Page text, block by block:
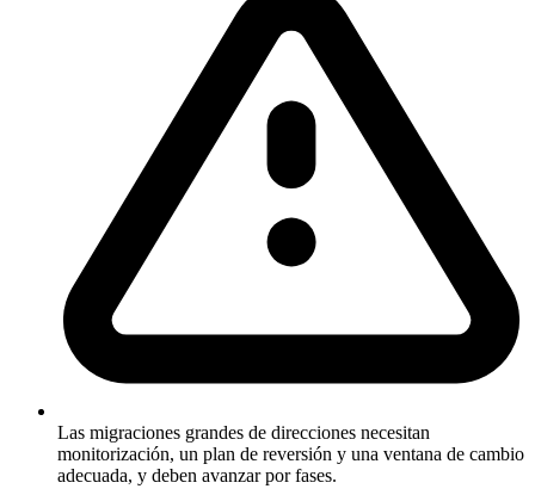
Las migraciones grandes de direcciones necesitan
monitorización, un plan de reversión y una ventana de cambio
adecuada, y deben avanzar por fases.